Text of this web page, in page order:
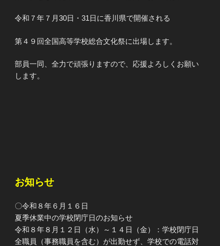
令和７年７月30日・31日に香川県で開催される
第４９回全国高等学校総合文化祭に出場します。
部員一同、全力で頑張りますので、応援よろしくお願い
します。
お知らせ
〇令和８年６月１６日
夏季休業中の学校閉庁日のお知らせ
令和８年８月１２日（水）～１４日（金）：学校閉庁日
全職員（事務職員を含む）が出勤せず、学校での電話対